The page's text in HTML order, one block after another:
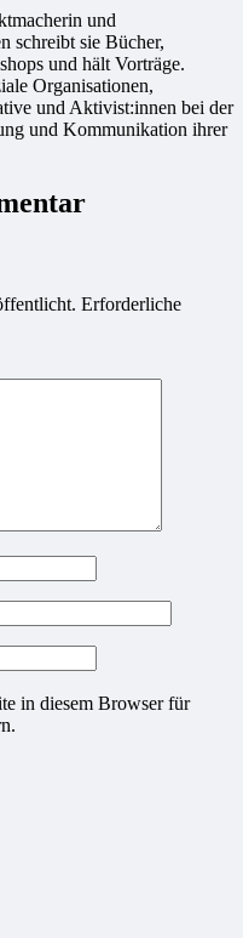
und
schreibt sie Bücher,
und hält Vorträge.
Organisationen,
und Aktivist:innen bei der
und Kommunikation ihrer
Erforderliche
in diesem Browser für